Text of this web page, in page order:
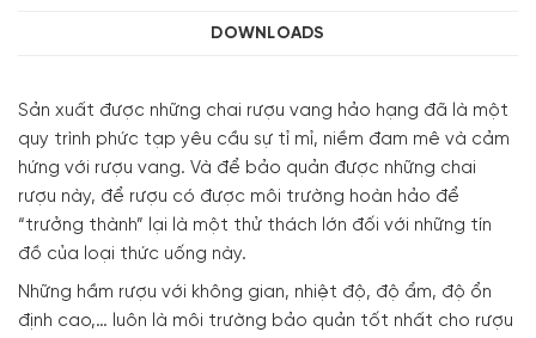
DOWNLOADS
Sản xuất được những chai rượu vang hảo hạng đã là một
quy trình phức tạp yêu cầu sự tỉ mỉ, niềm đam mê và cảm
hứng với rượu vang. Và để bảo quản được những chai
rượu này, để rượu có được môi trường hoàn hảo để
“trưởng thành” lại là một thử thách lớn đối với những tín
đồ của loại thức uống này.
Những hầm rượu với không gian, nhiệt độ, độ ẩm, độ ổn
định cao,… luôn là môi trường bảo quản tốt nhất cho rượu